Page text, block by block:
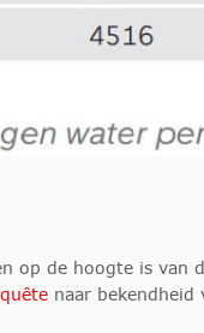
op de hoogte is
naar bekendheid